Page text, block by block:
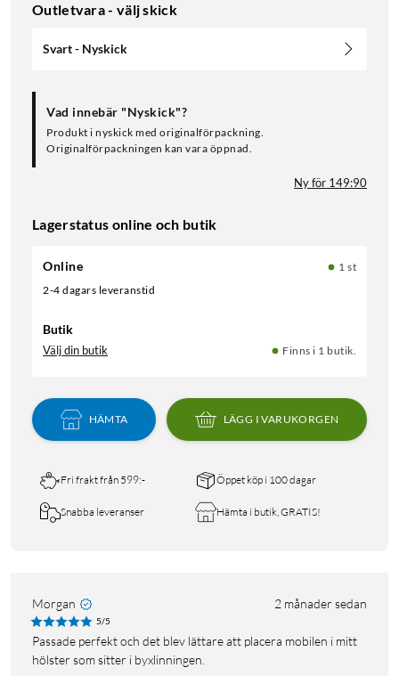
Outletvara - välj skick
Svart - Nyskick
Vad innebär "Nyskick"?
Produkt i nyskick med originalförpackning.
Originalförpackningen kan vara öppnad.
Ny för 149:90
Lagerstatus online och butik
Online
1 st
2-4 dagars leveranstid
Butik
Välj din butik Finns i 1 butik.
HÄMTA LÄGG I VARUKORGEN
Fri frakt från 599:- Öppet köp i 100 dagar
Snabba leveranser Hämta i butik, GRATIS!
Morgan 2 månader sedan
5/5
Passade perfekt och det blev lättare att placera mobilen i mitt
hölster som sitter i byxlinningen.